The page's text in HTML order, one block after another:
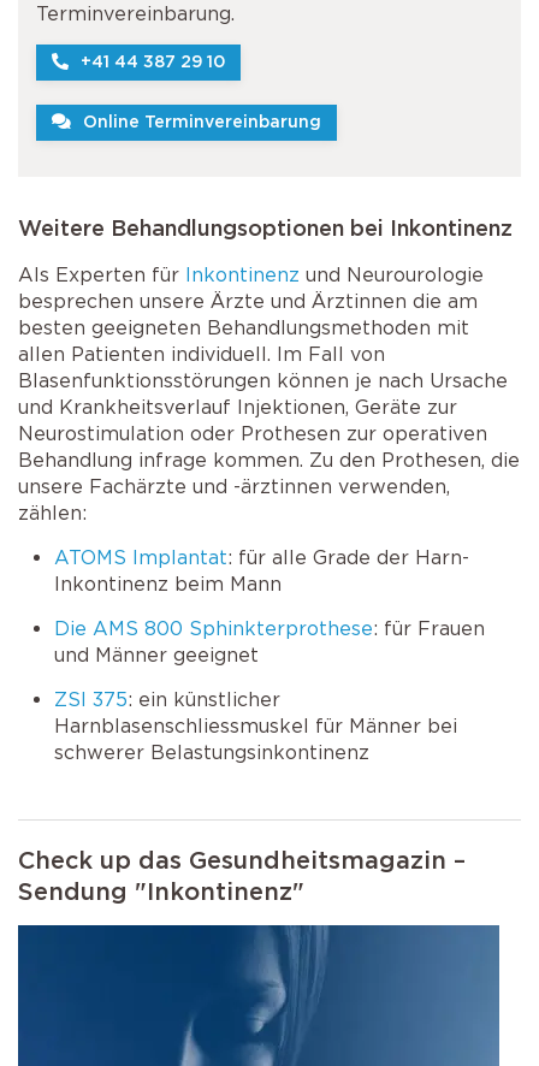
Terminvereinbarung.
+41 44 387 29 10
Online Terminvereinbarung
Weitere Behandlungsoptionen bei Inkontinenz
Als Experten für Inkontinenz und Neurourologie
besprechen unsere Ärzte und Ärztinnen die am
besten geeigneten Behandlungsmethoden mit
allen Patienten individuell. Im Fall von
Blasenfunktionsstörungen können je nach Ursache
und Krankheitsverlauf Injektionen, Geräte zur
Neurostimulation oder Prothesen zur operativen
Behandlung infrage kommen. Zu den Prothesen, die
unsere Fachärzte und -ärztinnen verwenden,
zählen:
ATOMS Implantat: für alle Grade der Harn-
Inkontinenz beim Mann
Die AMS 800 Sphinkterprothese: für Frauen
und Männer geeignet
ZSI 375: ein künstlicher
Harnblasenschliessmuskel für Männer bei
schwerer Belastungsinkontinenz
Check up das Gesundheitsmagazin –
Sendung "Inkontinenz"